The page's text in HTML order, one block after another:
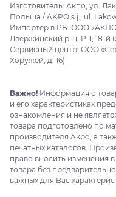
Изготовитель: Акпо, ул.
Польша / AKPO s.j., ul.
Импортер в РБ: ООО
Дзержинский р-н, Р-1, 18-й
Сервисный центр: ООО
Хоружей, д. 16)
Важно! Информация о
и его характеристиках
ознакомления и не
товара подготовлено по
производителя Akpo, а
печатных каталогов.
право вносить изменения
товара без
важных для Вас